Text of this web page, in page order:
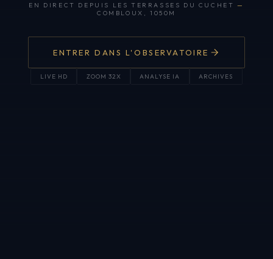
EN DIRECT DEPUIS LES TERRASSES DU CUCHET —
COMBLOUX, 1050M
ENTRER DANS L'OBSERVATOIRE
LIVE HD ZOOM 32X ANALYSE IA ARCHIVES